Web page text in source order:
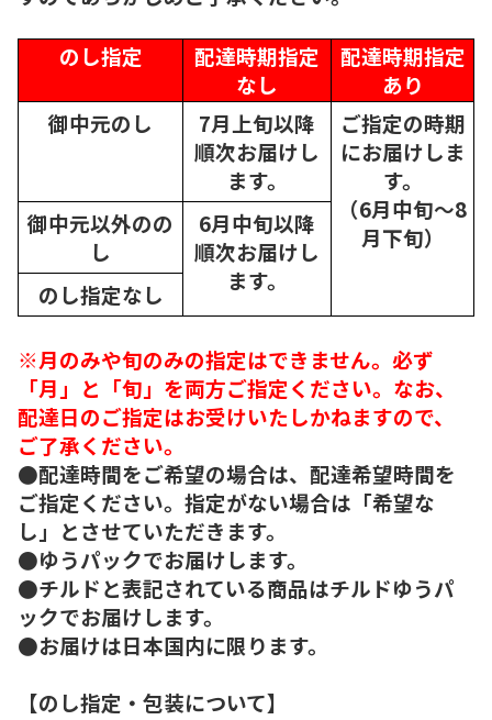
のし指定
配達時期指定
なし
配達時期指定
あり
御中元のし
7月上旬以降
順次お届けし
ます。
ご指定の時期
にお届けしま
す。
（6月中旬～8
月下旬）
御中元以外のの
し
6月中旬以降
順次お届けし
ます。
のし指定なし
※月のみや旬のみの指定はできません。必ず
「月」と「旬」を両方ご指定ください。なお、
配達日のご指定はお受けいたしかねますので、
ご了承ください。
●配達時間をご希望の場合は、配達希望時間を
ご指定ください。指定がない場合は「希望な
し」とさせていただきます。
●ゆうパックでお届けします。
●チルドと表記されている商品はチルドゆうパ
ックでお届けします。
●お届けは日本国内に限ります。
【のし指定・包装について】